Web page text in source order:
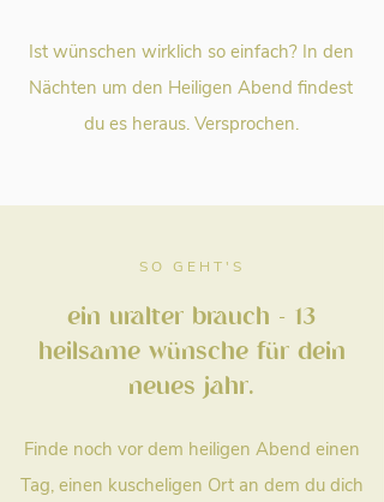
Ist wünschen wirklich so einfach? In den
Nächten um den Heiligen Abend findest
du es heraus. Versprochen.
SO GEHT'S
ein uralter brauch - 13
heilsame wünsche für dein
neues jahr.
Finde noch vor dem heiligen Abend einen
Tag, einen kuscheligen Ort an dem du dich